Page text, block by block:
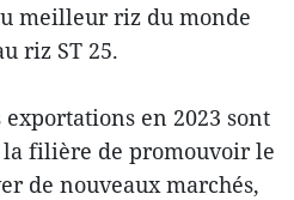
meilleur riz du monde
riz ST 25.
en 2023 sont
filière de promouvoir le
de nouveaux marchés,